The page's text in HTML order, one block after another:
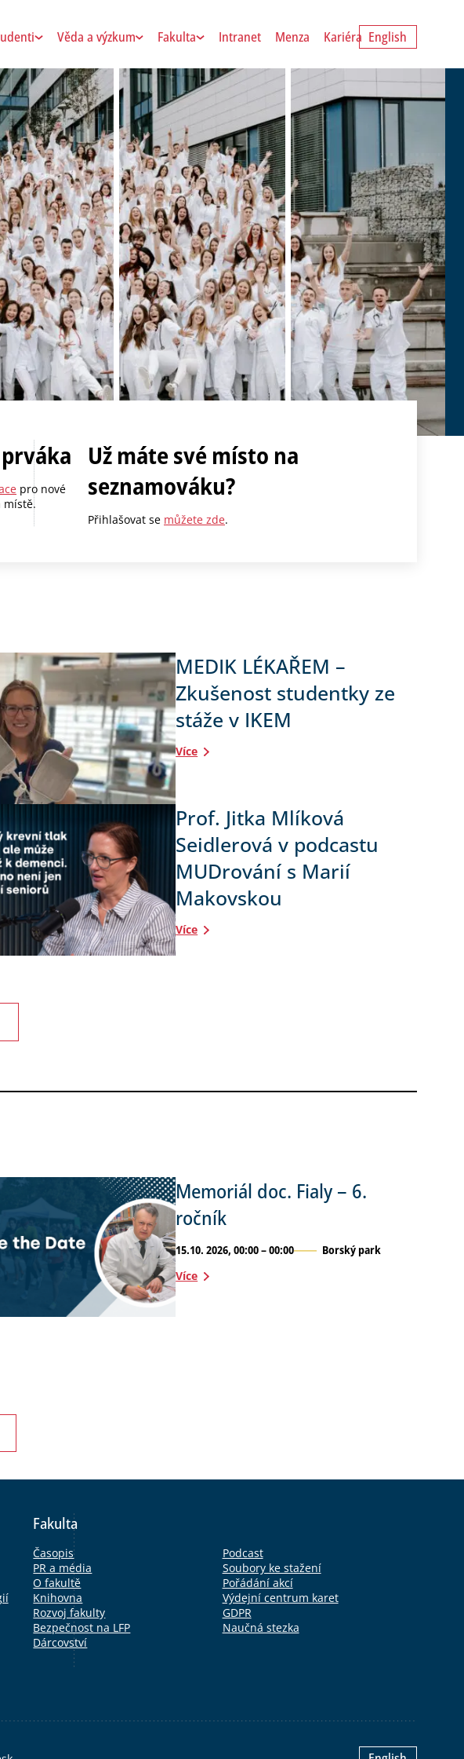
Věda a výzkum Fakulta Intranet Menza Kariéra English
pro nové
místě.
Už máte své místo na
seznamováku?
Přihlašovat se můžete zde.
MEDIK LÉKAŘEM –
Zkušenost studentky ze
stáže v IKEM
Více
Prof. Jitka Mlíková
Seidlerová v podcastu
MUDrování s Marií
Makovskou
Více
Memoriál doc. Fialy – 6.
ročník
15.10. 2026, 00:00 – 00:00
Borský park
Více
Fakulta
Časopis
Podcast
PR a média
Soubory ke stažení
O fakultě
Pořádání akcí
Knihovna
Výdejní centrum karet
Rozvoj fakulty
GDPR
Bezpečnost na LFP
Naučná stezka
Dárcovství